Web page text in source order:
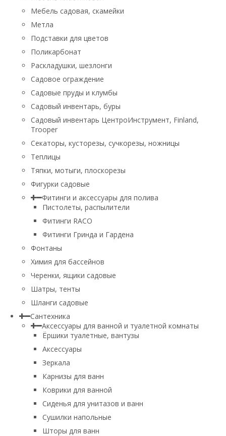
Мебель садовая, скамейки
Метла
Подставки для цветов
Поликарбонат
Раскладушки, шезлонги
Садовое ограждение
Садовые пруды и клумбы
Садовый инвентарь, буры
Садовый инвентарь ЦентроИнструмент, Finland,
Trooper
Секаторы, кусторезы, сучкорезы, ножницы
Теплицы
Тяпки, мотыги, плоскорезы
Фигурки садовые
Фитинги и аксессуары для полива
Пистолеты, распылители
Фитинги RACO
Фитинги Гринда и Гардена
Фонтаны
Химия для бассейнов
Черенки, ящики садовые
Шатры, тенты
Шланги садовые
Сантехника
Аксессуары для ванной и туалетной комнаты
Ёршики туалетные, вантузы
Аксессуары
Зеркала
Карнизы для ванн
Коврики для ванной
Сиденья для унитазов и ванн
Сушилки напольные
Шторы для ванн